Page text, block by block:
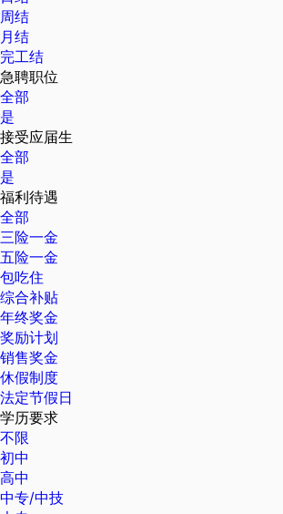
周结
月结
完工结
急聘职位
全部
是
接受应届生
全部
是
福利待遇
全部
三险一金
五险一金
包吃住
综合补贴
年终奖金
奖励计划
销售奖金
休假制度
法定节假日
学历要求
不限
初中
高中
中专/中技